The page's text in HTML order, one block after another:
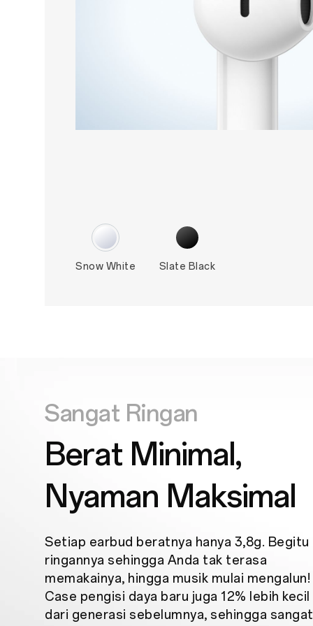
Snow White Slate Black
Sangat Ringan
Berat Minimal,
Nyaman Maksimal
Setiap earbud beratnya hanya 3,8g. Begitu
ringannya sehingga Anda tak terasa
memakainya, hingga musik mulai mengalun!
Case pengisi daya baru juga 12% lebih kecil
dari generasi sebelumnya, sehingga sangat